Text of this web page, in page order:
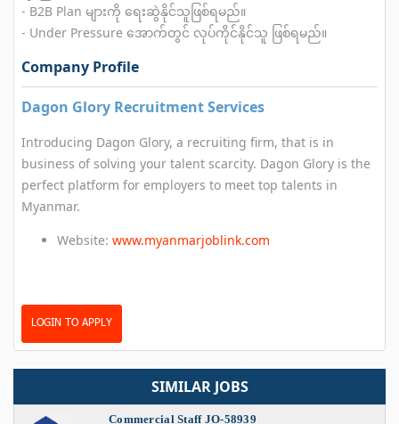
- B2B Plan များကို ရေးဆွဲနိုင်သူဖြစ်ရမည်။
- Under Pressure အောက်တွင် လုပ်ကိုင်နိုင်သူ ဖြစ်ရမည်။
Company Profile
Dagon Glory Recruitment Services
Introducing Dagon Glory, a recruiting firm, that is in
business of solving your talent scarcity. Dagon Glory is the
perfect platform for employers to meet top talents in
Myanmar.
Website: www.myanmarjoblink.com
LOGIN TO APPLY
SIMILAR JOBS
Commercial Staff JO-58939